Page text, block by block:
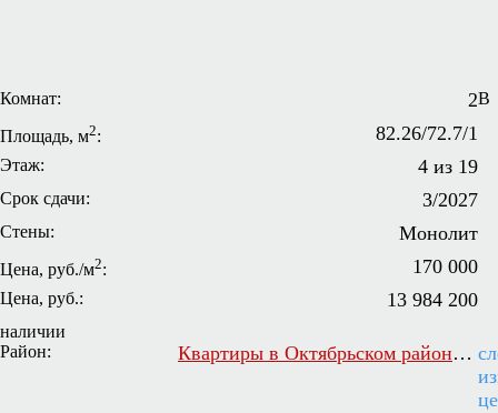
Комнат: 2
Площадь, м2: 82.26/72.7/1
Этаж: 4 из 19
Срок сдачи: 3/2027
Стены: Монолит
Цена, руб./м2: 170 000
Цена, руб.: 13 984 200
В
наличии
Район:
Квартиры в Октябрьском районе Самары